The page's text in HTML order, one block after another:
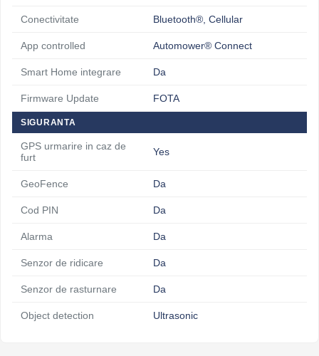
Conectivitate Bluetooth®, Cellular
App controlled Automower® Connect
Smart Home integrare Da
Firmware Update FOTA
SIGURANTA
GPS urmarire in caz de
furt
Yes
GeoFence Da
Cod PIN Da
Alarma Da
Senzor de ridicare Da
Senzor de rasturnare Da
Object detection Ultrasonic